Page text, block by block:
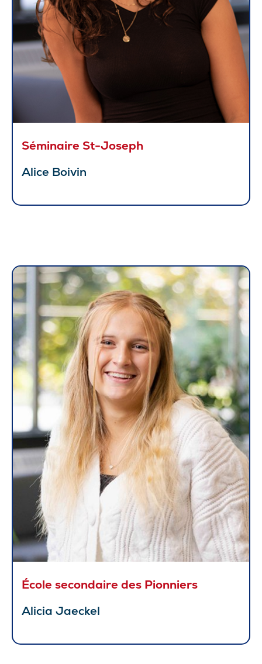
Séminaire St-Joseph
Alice Boivin
École secondaire des Pionniers
Alicia Jaeckel